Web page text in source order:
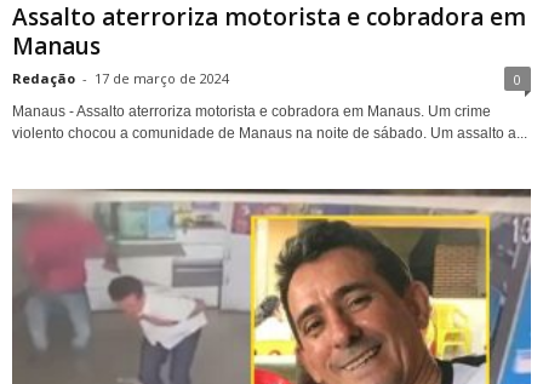
Assalto aterroriza motorista e cobradora em
Manaus
Redação - 17 de março de 2024 0
Manaus - Assalto aterroriza motorista e cobradora em Manaus. Um crime
violento chocou a comunidade de Manaus na noite de sábado. Um assalto a...